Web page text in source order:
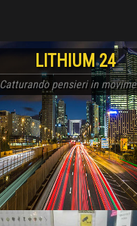
LITHIUM 24
Catturando pensieri in